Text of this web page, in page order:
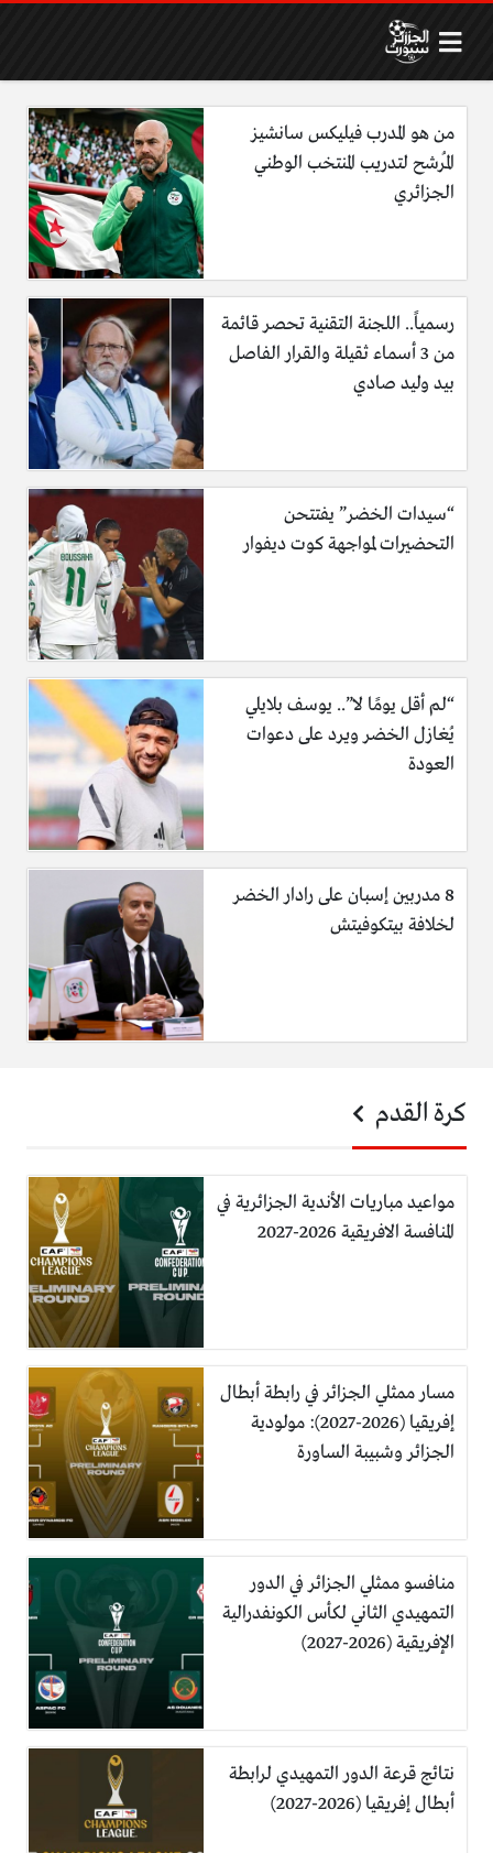
من هو المدرب فيليكس سانشيز
المُرشح لتدريب المنتخب الوطني
الجزائري
رسمياً.. اللجنة التقنية تحصر قائمة
من 3 أسماء ثقيلة والقرار الفاصل
بيد وليد صادي
“سيدات الخضر” يفتتحن
التحضيرات لمواجهة كوت ديفوار
“لم أقل يومًا لا”.. يوسف بلايلي
يُغازل الخضر ويرد على دعوات
العودة
8 مدربين إسبان على رادار الخضر
لخلافة بيتكوفيتش
كرة القدم
مواعيد مباريات الأندية الجزائرية في
المنافسة الافريقية 2026-2027
مسار ممثلي الجزائر في رابطة أبطال
إفريقيا (2026-2027): مولودية
الجزائر وشبيبة الساورة
منافسو ممثلي الجزائر في الدور
التمهيدي الثاني لكأس الكونفدرالية
الإفريقية (2026-2027)
نتائج قرعة الدور التمهيدي لرابطة
أبطال إفريقيا (2026-2027)